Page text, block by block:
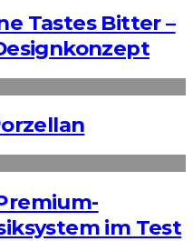
Tastes Bitter –
im Test